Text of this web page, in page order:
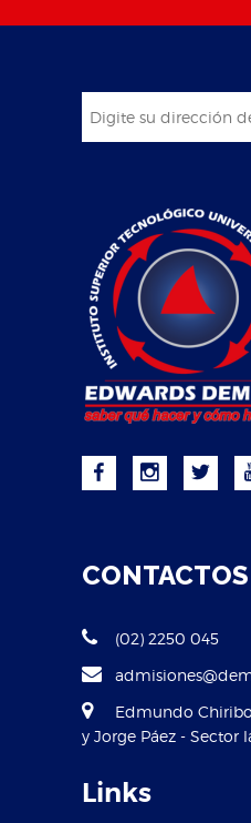
CONTACTOS
(02) 2250 045
Edmundo
y Jorge Páez - Sector
Links